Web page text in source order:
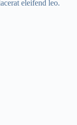
eleifend leo.